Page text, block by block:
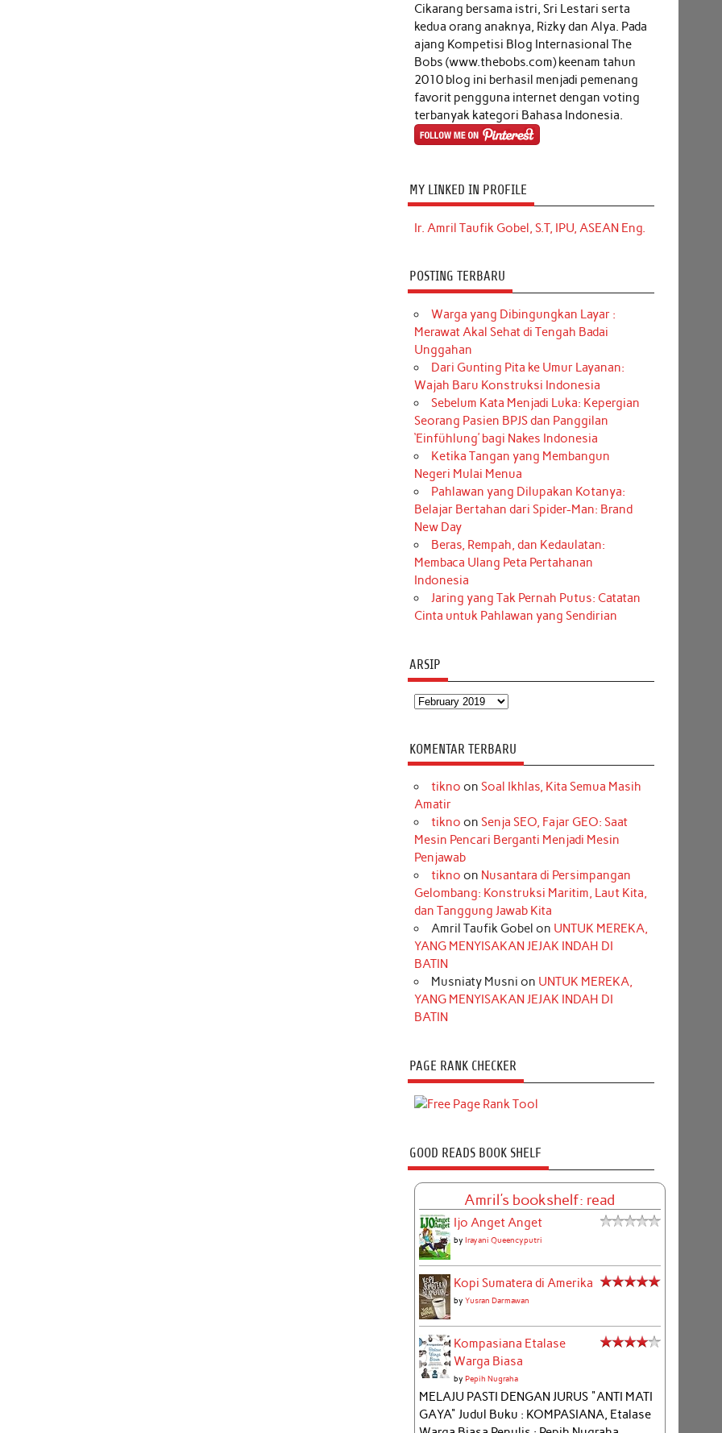
Cikarang bersama istri, Sri Lestari serta
kedua orang anaknya, Rizky dan Alya. Pada
ajang Kompetisi Blog Internasional The
Bobs (www.thebobs.com) keenam tahun
2010 blog ini berhasil menjadi pemenang
favorit pengguna internet dengan voting
terbanyak kategori Bahasa Indonesia.
MY LINKED IN PROFILE
Ir. Amril Taufik Gobel, S.T, IPU, ASEAN Eng.
POSTING TERBARU
Warga yang Dibingungkan Layar :
Merawat Akal Sehat di Tengah Badai
Unggahan
Dari Gunting Pita ke Umur Layanan:
Wajah Baru Konstruksi Indonesia
Sebelum Kata Menjadi Luka: Kepergian
Seorang Pasien BPJS dan Panggilan
‘Einfühlung’ bagi Nakes Indonesia
Ketika Tangan yang Membangun
Negeri Mulai Menua
Pahlawan yang Dilupakan Kotanya:
Belajar Bertahan dari Spider-Man: Brand
New Day
Beras, Rempah, dan Kedaulatan:
Membaca Ulang Peta Pertahanan
Indonesia
Jaring yang Tak Pernah Putus: Catatan
Cinta untuk Pahlawan yang Sendirian
ARSIP
Arsip
KOMENTAR TERBARU
tikno on Soal Ikhlas, Kita Semua Masih
Amatir
tikno on Senja SEO, Fajar GEO: Saat
Mesin Pencari Berganti Menjadi Mesin
Penjawab
tikno on Nusantara di Persimpangan
Gelombang: Konstruksi Maritim, Laut Kita,
dan Tanggung Jawab Kita
Amril Taufik Gobel on UNTUK MEREKA,
YANG MENYISAKAN JEJAK INDAH DI
BATIN
Musniaty Musni on UNTUK MEREKA,
YANG MENYISAKAN JEJAK INDAH DI
BATIN
PAGE RANK CHECKER
GOOD READS BOOK SHELF
Amril's bookshelf: read
Ijo Anget Anget
by Irayani Queencyputri
Kopi Sumatera di Amerika
by Yusran Darmawan
Kompasiana Etalase
Warga Biasa
by Pepih Nugraha
MELAJU PASTI DENGAN JURUS "ANTI MATI
GAYA" Judul Buku : KOMPASIANA, Etalase